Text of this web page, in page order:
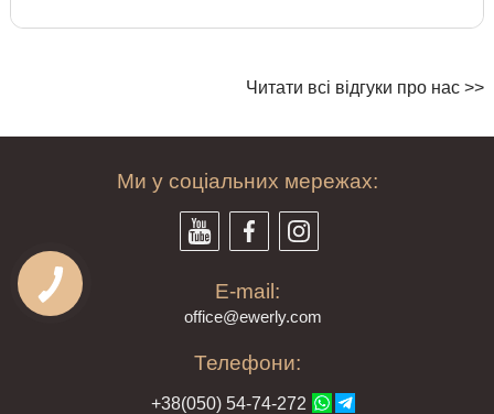
Читати всі відгуки про нас >>
Ми у соціальних мережах:
E-mail:
office@ewerly.com
Телефони:
+38(050) 54-74-272